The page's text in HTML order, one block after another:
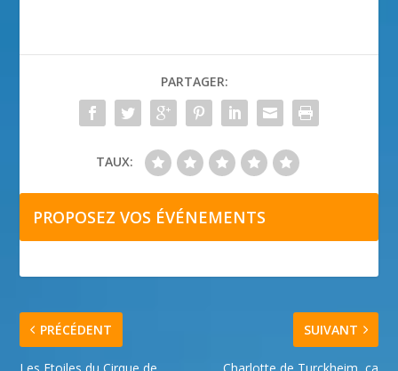
PARTAGER:
TAUX:
PROPOSEZ VOS ÉVÉNEMENTS
PRÉCÉDENT SUIVANT